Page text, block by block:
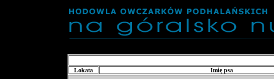
Lokata Imię psa